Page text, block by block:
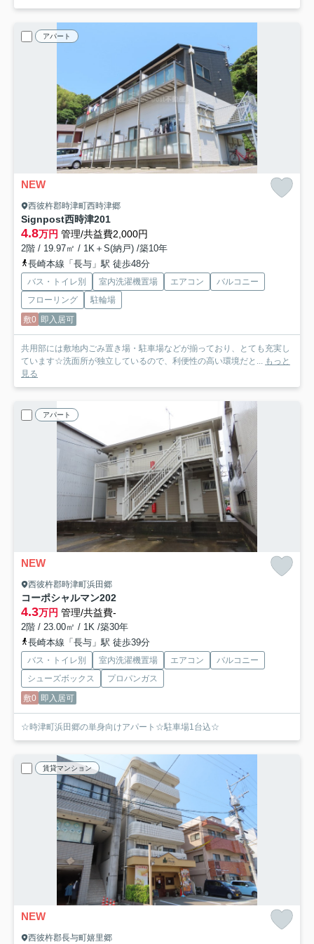
アパート
NEW
西彼杵郡時津町西時津郷
Signpost西時津201
4.8万円 管理/共益費2,000円
2階 / 19.97㎡ / 1K＋S(納戸) /築10年
長崎本線「長与」駅 徒歩48分
バス・トイレ別 室内洗濯機置場 エアコン
バルコニー
フローリング
駐輪場
敷0 即入居可
共用部には敷地内ごみ置き場・駐車場などが揃っており、とても充実し
ています☆洗面所が独立しているので、利便性の高い環境だと... もっと
見る
アパート
NEW
西彼杵郡時津町浜田郷
コーポシャルマン202
4.3万円 管理/共益費-
2階 / 23.00㎡ / 1K /築30年
長崎本線「長与」駅 徒歩39分
バス・トイレ別 室内洗濯機置場 エアコン
バルコニー
シューズボックス
プロパンガス
敷0 即入居可
☆時津町浜田郷の単身向けアパート☆駐車場1台込☆
賃貸マンション
NEW
西彼杵郡長与町嬉里郷